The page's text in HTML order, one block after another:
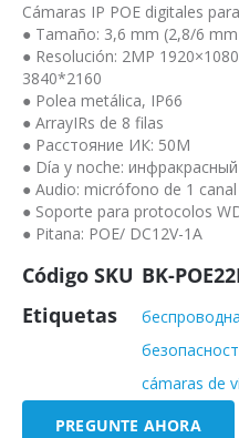
Cámaras IP POE digitales
● Tamaño: 3,6 mm (2,8/6
● Resolución: 2MP
3840*2160
● Polea metálica, IP66
● ArrayIRs de 8 filas
● Расстояние ИК: 50M
● Día y noche: инфракрасный
● Audio: micrófono de 1 canal
● Soporte para protocolos
● Pitana: POE/ DC12V-1A
Código SKU BK-
Etiquetas
cámaras de
PREGUNTE AHORA